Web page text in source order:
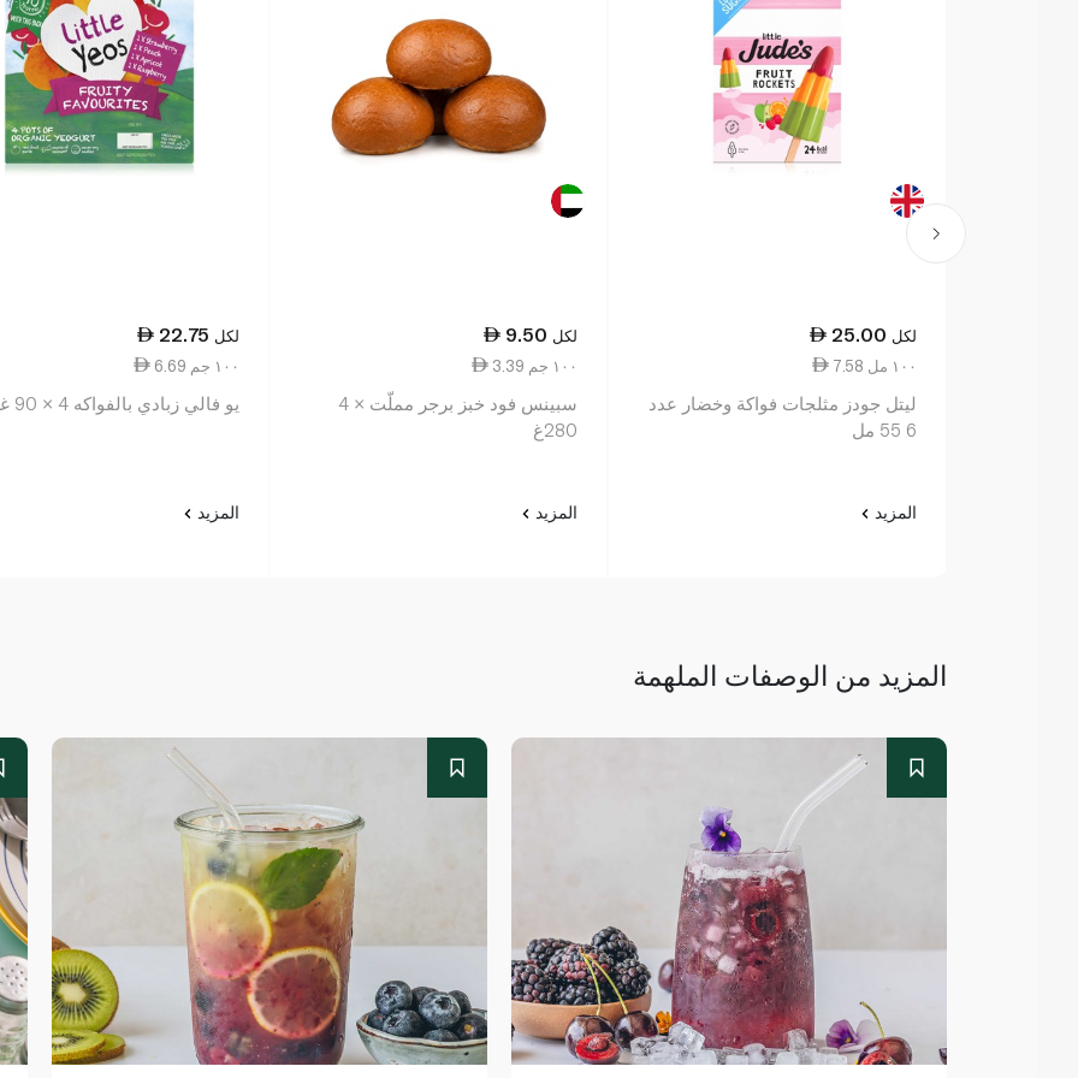
25.00 لكل
7.58 ١٠٠ مل
ليتل جودز مثلجات فواكة وخضار عدد
6 55 مل
المزيد
9.50 لكل
3.39 ١٠٠ جم
سبينس فود خبز برجر مملّت × 4
280غ
المزيد
22.75 لكل
6.69 ١٠٠ جم
يو فالي زبادي بالفواكه 4 × 90 غرام
المزيد
المزيد من الوصفات الملهمة